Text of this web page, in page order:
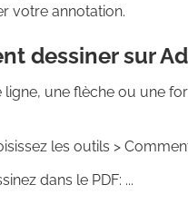
votre annotation.
dessiner sur
ligne, une flèche ou une
les outils >
dans le PDF: ...